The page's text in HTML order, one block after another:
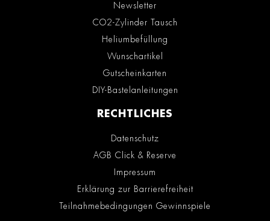
Newsletter
CO2-Zylinder Tausch
Heliumbefüllung
Wunschartikel
Gutscheinkarten
DIY-Bastelanleitungen
RECHTLICHES
Datenschutz
AGB Click & Reserve
Impressum
Erklärung zur Barrierefreiheit
Teilnahmebedingungen Gewinnspiele